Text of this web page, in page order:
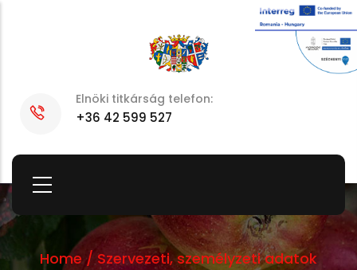
Elnöki titkárság telefon:
+36 42 599 527
Home / Szervezeti, személyzeti adatok